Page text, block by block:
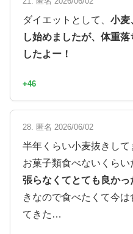
ダイエットとして、 小麦
し始めましたが、体重
したよー！
+46
28. 匿名 2026/06/02
半年くらい小麦抜きし
お菓子類食べないくらい
張らなくてとても良かっ
きなので食べたくて今
てきた…